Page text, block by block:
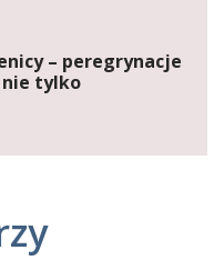
– peregrynacje
tylko